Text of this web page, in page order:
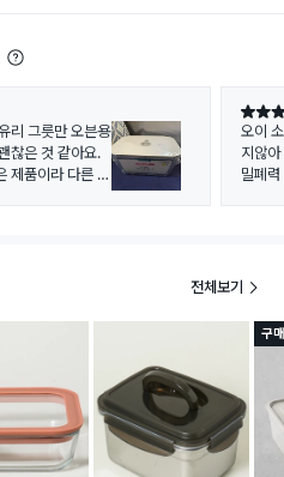
리 그릇만 오븐용
찮은 것 같아요.
라 다른 오
별점 5
오이
지않
밀폐
전체보기
구